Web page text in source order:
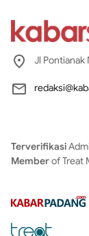
Jl Pontianak
Terverifikasi
Memberof Treat